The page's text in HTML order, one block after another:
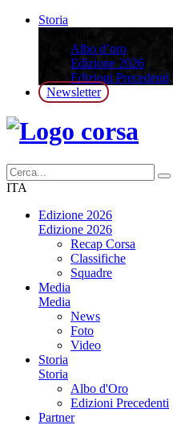
Storia
Albo d’oro
Edizione 2026
Edizioni Precedenti
Newsletter
ITA
Edizione 2026
Edizione 2026
Recap Corsa
Classifiche
Squadre
Media
Media
News
Foto
Video
Storia
Storia
Albo d'Oro
Edizioni Precedenti
Partner